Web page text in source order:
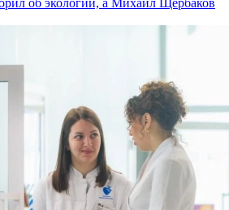
об экологии, а Михаил Щербаков